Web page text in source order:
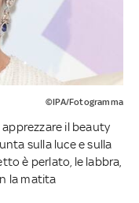
©IPA/Fotogramma
il beauty
sulla luce e sulla
è perlato, le labbra,
la matita